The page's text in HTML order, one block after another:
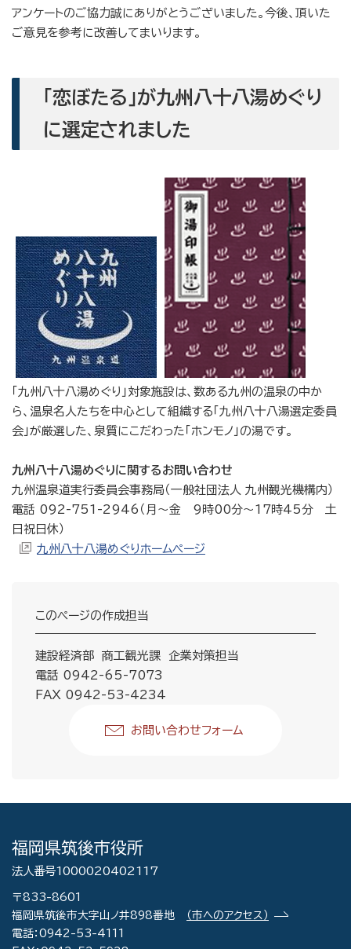
アンケートのご協力誠にありがとうございました。今後、頂いた
ご意見を参考に改善してまいります。
「恋ぼたる」が九州八十八湯めぐり
に選定されました
「九州八十八湯めぐり」対象施設は、数ある九州の温泉の中か
ら、温泉名人たちを中心として組織する「九州八十八湯選定委員
会」が厳選した、泉質にこだわった「ホンモノ」の湯です。
九州八十八湯めぐりに関するお問い合わせ
九州温泉道実行委員会事務局（一般社団法人 九州観光機構内）
電話 092-751-2946（月〜金 9時00分〜17時45分 土
日祝日休）
九州八十八湯めぐりホームページ
このページの作成担当
建設経済部 商工観光課 企業対策担当
電話 0942-65-7073
FAX 0942-53-4234
お問い合わせフォーム
福岡県筑後市役所
法人番号1000020402117
〒833-8601
福岡県筑後市大字山ノ井898番地
（市へのアクセス）
電話：0942-53-4111